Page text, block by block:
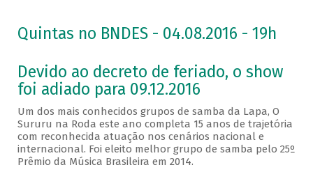
Quintas no BNDES - 04.08.2016 - 19h
Devido ao decreto de feriado, o show
foi adiado para 09.12.2016
Um dos mais conhecidos grupos de samba da Lapa, O
Sururu na Roda este ano completa 15 anos de trajetória
com reconhecida atuação nos cenários nacional e
internacional. Foi eleito melhor grupo de samba pelo 25º
Prêmio da Música Brasileira em 2014.